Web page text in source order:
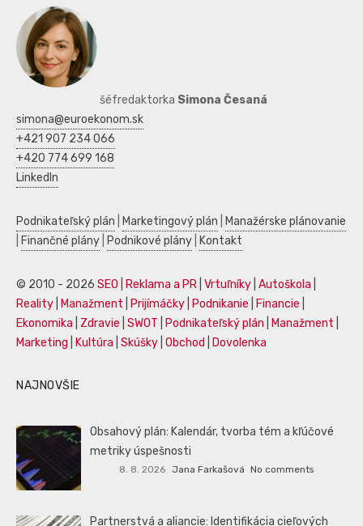
šéfredaktorka Simona Česaná
simona@euroekonom.sk
+421 907 234 066
+420 774 699 168
LinkedIn
Podnikateľský plán Marketingový plán
Manažérske plánovanie
Finančné plány Podnikové plány Kontakt
© 2010 - 2026 SEO Reklama a PR Vrtuľníky Autoškola
Reality
Manažment Prijímáčky Podnikanie Financie
Ekonomika
Zdravie SWOT Podnikateľský plán Manažment
Marketing
Kultúra Skúšky Obchod Dovolenka
NAJNOVŠIE
Obsahový plán: Kalendár, tvorba tém a kľúčové
metriky úspešnosti
8. 8. 2026 Jana Farkašová No comments
Partnerstvá a aliancie: Identifikácia cieľových